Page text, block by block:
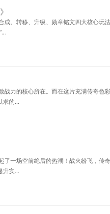
、转移、升级、勋章铭文四大核心玩法
战力的核心所在。而在这片充满传奇色
求的...
了一场空前绝后的热潮！战火纷飞，传
升实...